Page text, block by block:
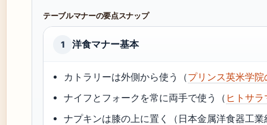
テーブルマナーの要点スナップ
1 洋食マナー基本
カトラリーは外側から使う（プリンス英米学
ナイフとフォークを常に両手で使う（ ヒトサ
ナプキンは膝の上に置く（日本金属洋食器工